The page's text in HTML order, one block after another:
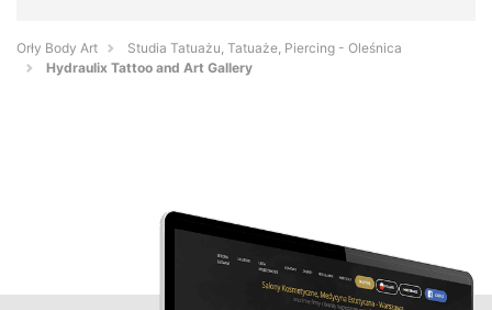
Orły Body Art
Studia Tatuażu, Tatuaże, Piercing - Oleśnica
Hydraulix Tattoo and Art Gallery